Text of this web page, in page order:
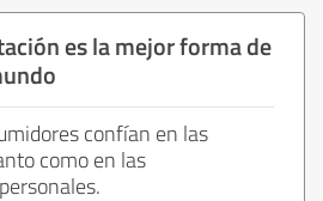
es la mejor forma de
confían en las
como en las